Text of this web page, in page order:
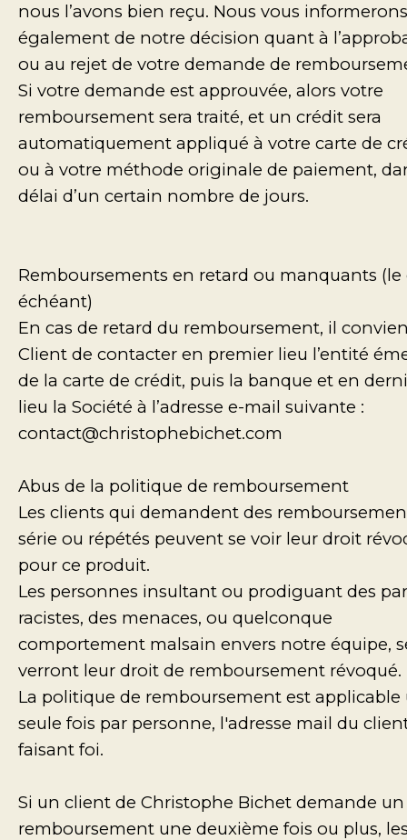
nous l’avons bien reçu. Nous vous informerons
également de notre décision quant à
ou au rejet de votre demande de
Si votre demande est approuvée, alors votre
remboursement sera traité, et un crédit sera
automatiquement appliqué à votre carte de
ou à votre méthode originale de paiement,
délai d’un certain nombre de jours.
Remboursements en retard ou manquants (le
échéant)
En cas de retard du remboursement, il
Client de contacter en premier lieu l’entité
de la carte de crédit, puis la banque et en
lieu la Société à l’adresse e-mail suivante :
contact@christophebichet.com
Abus de la politique de remboursement
Les clients qui demandent des
série ou répétés peuvent se voir leur droit
pour ce produit.
Les personnes insultant ou prodiguant des
racistes, des menaces, ou quelconque
comportement malsain envers notre équipe,
verront leur droit de remboursement révoqué.
La politique de remboursement est applicable
seule fois par personne, l'adresse mail du
faisant foi.
Si un client de Christophe Bichet demande un
remboursement une deuxième fois ou plus,